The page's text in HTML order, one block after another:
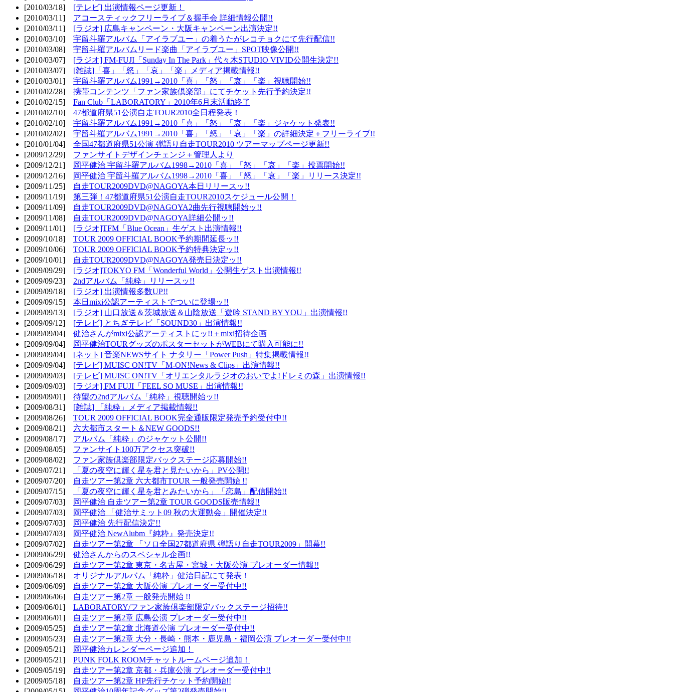
[2010/03/18] [テレビ] 出演情報ページ更新！
[2010/03/11] アコースティックフリーライブ＆握手会 詳細情報公開!!
[2010/03/11] [ラジオ] 広島キャンペーン・大阪キャンペーン出演決定!!
[2010/03/10] 宇留斗羅アルバム「アイラブユー」の着うたがレコチョクにて先行配信!!
[2010/03/08] 宇留斗羅アルバムリード楽曲「アイラブユー」SPOT映像公開!!
[2010/03/07] [ラジオ] FM-FUJI「Sunday In The Park」代々木STUDIO VIVID公開生決定!!
[2010/03/07] [雑誌]「喜」「怒」「哀」「楽」メディア掲載情報!!
[2010/03/01] 宇留斗羅アルバム1991→2010「喜」「怒」「哀」「楽」視聴開始!!
[2010/02/28] 携帯コンテンツ「ファン家族倶楽部」にてチケット先行予約決定!!
[2010/02/15] Fan Club「LABORATORY」2010年6月末活動終了
[2010/02/10] 47都道府県51公演自走TOUR2010全日程発表！
[2010/02/10] 宇留斗羅アルバム1991→2010「喜」「怒」「哀」「楽」ジャケット発表!!
[2010/02/02] 宇留斗羅アルバム1991→2010「喜」「怒」「哀」「楽」の詳細決定＋フリーライブ!!
[2010/01/04] 全国47都道府県51公演 弾語り自走TOUR2010 ツアーマップページ更新!!
[2009/12/29] ファンサイトデザインチェンジ＋管理人より
[2009/12/21]
岡平健治 宇留斗羅アルバム1998→2010「喜」「怒」「哀」「楽」投票開始!!
[2009/12/16]
岡平健治 宇留斗羅アルバム1998→2010「喜」「怒」「哀」「楽」リリース決定!!
[2009/11/25]
自走TOUR2009DVD@NAGOYA本日リリースッ!!
[2009/11/19] 第三弾！47都道府県51公演自走TOUR2010スケジュール公開！
[2009/11/09]
自走TOUR2009DVD@NAGOYA2曲先行視聴開始ッ!!
[2009/11/08]
自走TOUR2009DVD@NAGOYA詳細公開ッ!!
[2009/11/01] [ラジオ]TFM「Blue Ocean」生ゲスト出演情報!!
[2009/10/18] TOUR 2009 OFFICIAL BOOK予約期間延長ッ!!
[2009/10/06] TOUR 2009 OFFICIAL BOOK予約特典決定ッ!!
[2009/10/01]
自走TOUR2009DVD@NAGOYA発売日決定ッ!!
[2009/09/29] [ラジオ]TOKYO FM「Wonderful World」公開生ゲスト出演情報!!
[2009/09/23] 2ndアルバム「純粋」リリースッ!!
[2009/09/18] [ラジオ] 出演情報多数UP!!
[2009/09/15] 本日mixi公認アーティストでついに登場ッ!!
[2009/09/13] [ラジオ] 山口放送＆茨城放送＆山陰放送「遊吟 STAND BY YOU」出演情報!!
[2009/09/12] [テレビ] とちぎテレビ「SOUND30」出演情報!!
[2009/09/04] 健治さんがmixi公認アーティストにッ!!＋mixi招待企画
[2009/09/04]
岡平健治TOURグッズのポスターセットがWEBにて購入可能に!!
[2009/09/04] [ネット] 音楽NEWSサイト ナタリー「Power Push」特集掲載情報!!
[2009/09/04] [テレビ] MUISC ON!TV「M-ON!News & Clips」出演情報!!
[2009/09/03] [テレビ] MUISC ON!TV「オリエンタルラジオのおいでよ!ドレミの森」出演情報!!
[2009/09/03] [ラジオ] FM FUJI「FEEL SO MUSE」出演情報!!
[2009/09/01] 待望の2ndアルバム「純粋」視聴開始ッ!!
[2009/08/31] [雑誌] 「純粋」メディア掲載情報!!
[2009/08/26] TOUR 2009 OFFICIAL BOOK完全通販限定発売予約受付中!!
[2009/08/21] 六大都市スタート＆NEW GOODS!!
[2009/08/17] アルバム「純粋」のジャケット公開!!
[2009/08/05] ファンサイト100万アクセス突破!!
[2009/08/02] ファン家族倶楽部限定バックステージ応募開始!!
[2009/07/21]
「夏の夜空に輝く星を君と見たいから」PV公開!!
[2009/07/20]
自走ツアー第2章 六大都市TOUR 一般発売開始 !!
[2009/07/15]
「夏の夜空に輝く星を君とみたいから」「恋島」配信開始!!
[2009/07/03]
岡平健治 自走ツアー第2章 TOUR GOODS販売情報!!
[2009/07/03]
岡平健治 「健治サミット09 秋の大運動会」開催決定!!
[2009/07/03]
岡平健治 先行配信決定!!
[2009/07/03]
岡平健治 NewAlubm『純粋』発売決定!!
[2009/07/02]
自走ツアー第2章 「ソロ全国27都道府県 弾語り自走TOUR2009」開幕!!
[2009/06/29] 健治さんからのスペシャル企画!!
[2009/06/29]
自走ツアー第2章 東京・名古屋・宮城・大阪公演 プレオーダー情報!!
[2009/06/18] オリジナルアルバム「純粋」健治日記にて発表！
[2009/06/09]
自走ツアー第2章 大阪公演 プレオーダー受付中!!
[2009/06/06]
自走ツアー第2章 一般発売開始 !!
[2009/06/01] LABORATORY/ファン家族倶楽部限定バックステージ招待!!
[2009/06/01]
自走ツアー第2章 広島公演 プレオーダー受付中!!
[2009/05/25]
自走ツアー第2章 北海道公演 プレオーダー受付中!!
[2009/05/23]
自走ツアー第2章 大分・長崎・熊本・鹿児島・福岡公演 プレオーダー受付中!!
[2009/05/21]
岡平健治カレンダーページ追加！
[2009/05/21] PUNK FOLK ROOMチャットルームページ追加！
[2009/05/19]
自走ツアー第2章 京都・兵庫公演 プレオーダー受付中!!
[2009/05/18]
自走ツアー第2章 HP先行チケット予約開始!!